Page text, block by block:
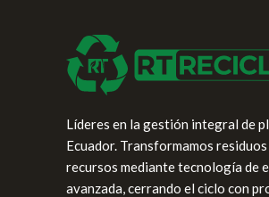
Líderes en la gestión integral de
Ecuador. Transformamos
recursos mediante tecnología de
avanzada, cerrando el ciclo con